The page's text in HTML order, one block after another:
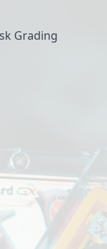
Grading